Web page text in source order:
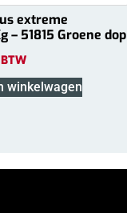
extreme
– 51815 Groene dop
winkelwagen